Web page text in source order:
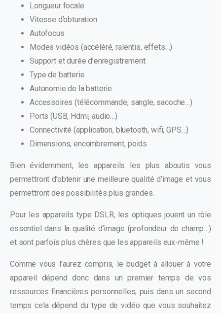
Longueur focale
Vitesse d’obturation
Autofocus
Modes vidéos (accéléré, ralentis, effets…)
Support et durée d’enregistrement
Type de batterie
Autonomie de la batterie
Accessoires (télécommande, sangle, sacoche…)
Ports (USB, Hdmi, audio…)
Connectivité (application, bluetooth, wifi, GPS…)
Dimensions, encombrement, poids
Bien évidemment, les appareils les plus aboutis vous
permettront d’obtenir une meilleure qualité d’image et vous
permettront des possibilités plus grandes.
Pour les appareils type DSLR, les optiques jouent un rôle
essentiel dans la qualité d’image (profondeur de champ…)
et sont parfois plus chères que les appareils eux-même !
Comme vous l’aurez compris, le budget à allouer à votre
appareil dépend donc dans un premier temps de vos
ressources financières personnelles, puis dans un second
temps cela dépend du type de vidéo que vous souhaitez